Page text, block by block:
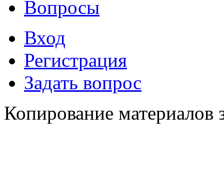
Вопросы
Вход
Регистрация
Задать вопрос
Копирование материалов